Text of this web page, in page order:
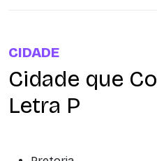
CIDADE
Cidade que
Letra P